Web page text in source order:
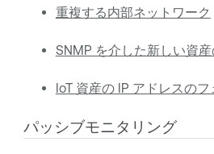
重複する内部ネットワーク
SNMP を介した新しい資産
IoT 資産の IP アドレスのフ
パッシブモニタリング